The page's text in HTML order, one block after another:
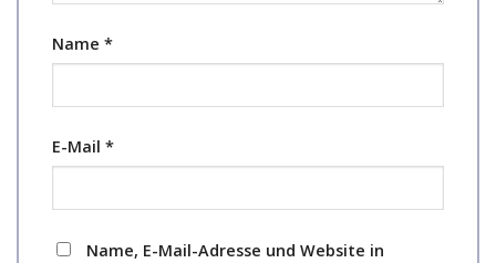
Name *
E-Mail *
Name, E-Mail-Adresse und Website in